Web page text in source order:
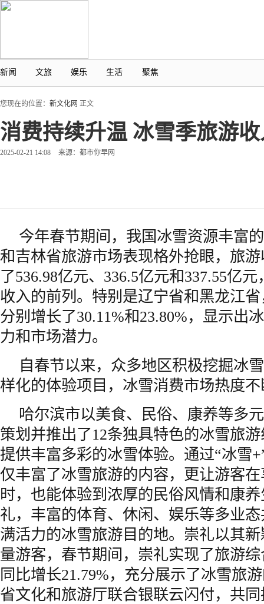
新闻 文旅 娱乐 生活 聚焦
您现在的位置： 新文化网 正文
消费持续升温 冰雪季旅游
2025-02-21 14:08 来源：都市你早网
今年春节期间，我国冰雪资源丰富
和吉林省旅游市场表现格外抢眼，旅
了536.98亿元、336.5亿元和337.55亿
收入的前列。特别是辽宁省和黑龙江
分别增长了30.11%和23.80%，显示出
力和市场潜力。
自春节以来，众多地区积极挖掘冰
样化的体验项目，冰雪消费市场热度
哈尔滨市以美食、民俗、康养等多
策划并推出了12条独具特色的冰雪旅
提供丰富多彩的冰雪体验。通过“冰雪
仅丰富了冰雪旅游的内容，更让游客
时，也能体验到浓厚的民俗风情和康
礼，丰富的体育、休闲、娱乐等多业
满活力的冰雪旅游目的地。崇礼以其
量游客，春节期间，崇礼实现了旅游
同比增长21.79%，充分展示了冰雪旅
省文化和旅游厅联合银联云闪付，共同